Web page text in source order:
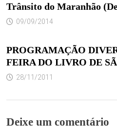
Trânsito do Maranhão
09/09/2014
PROGRAMAÇÃO
FEIRA DO LIVRO DE
28/11/2011
Deixe um comentário